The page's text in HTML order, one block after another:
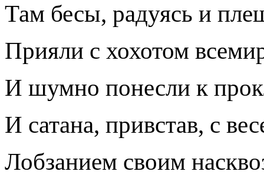
Там бесы, радуясь и
Прияли с хохотом
И шумно понесли к
И сатана, привстав, с
Лобзанием своим